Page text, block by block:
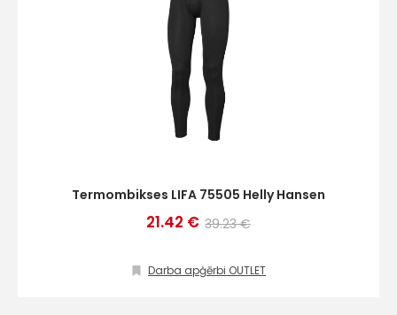
Termombikses LIFA 75505 Helly Hansen
21.42 € 39.23 €
Darba apģērbi OUTLET